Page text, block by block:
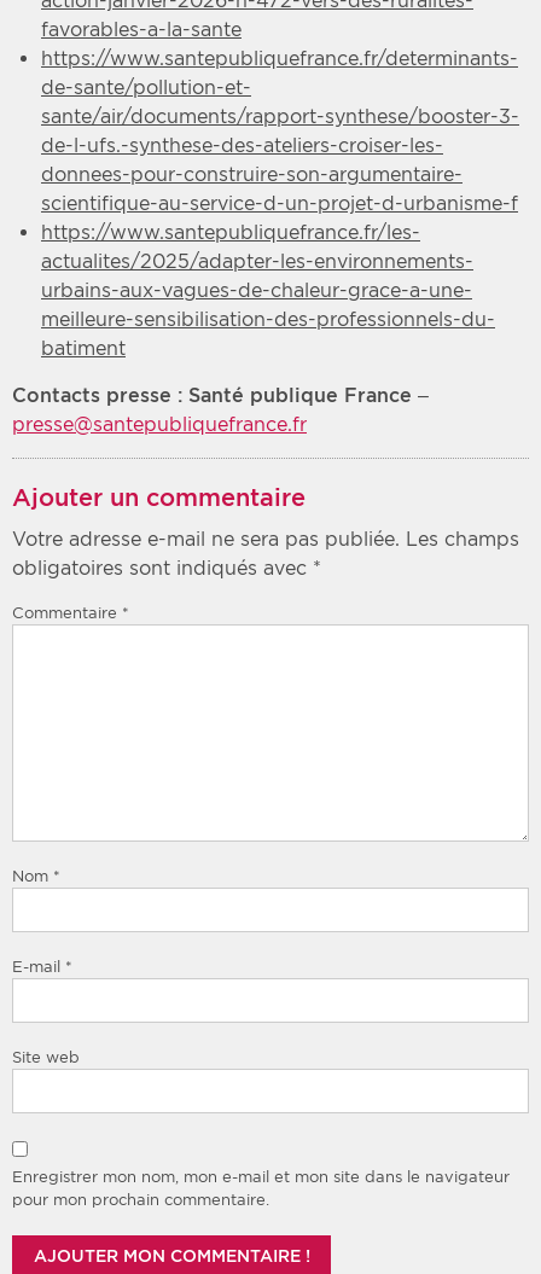
favorables-a-la-sante
https://www.santepubliquefrance.fr/determinants-
de-sante/pollution-et-
sante/air/documents/rapport-synthese/booster-3-
de-l-ufs.-synthese-des-ateliers-croiser-les-
donnees-pour-construire-son-argumentaire-
scientifique-au-service-d-un-projet-d-urbanisme-f
https://www.santepubliquefrance.fr/les-
actualites/2025/adapter-les-environnements-
urbains-aux-vagues-de-chaleur-grace-a-une-
meilleure-sensibilisation-des-professionnels-du-
batiment
Contacts presse : Santé publique France –
presse@santepubliquefrance.fr
Ajouter un commentaire
Votre adresse e-mail ne sera pas publiée. Les champs
obligatoires sont indiqués avec *
Commentaire *
Nom *
E-mail *
Site web
Enregistrer mon nom, mon e-mail et mon site dans le navigateur
pour mon prochain commentaire.